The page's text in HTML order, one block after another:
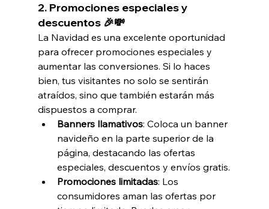
2. Promociones especiales y
descuentos 🎉💸
La Navidad es una excelente oportunidad
para ofrecer promociones especiales y
aumentar las conversiones. Si lo haces
bien, tus visitantes no solo se sentirán
atraídos, sino que también estarán más
dispuestos a comprar.
Banners llamativos: Coloca un banner
navideño en la parte superior de la
página, destacando las ofertas
especiales, descuentos y envíos gratis.
Promociones limitadas: Los
consumidores aman las ofertas por